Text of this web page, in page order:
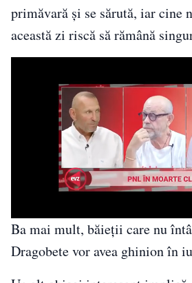
primăvară și se sărută, iar cine
această zi riscă să rămână
Ba mai mult, băieții care nu
Dragobete vor avea ghinion în